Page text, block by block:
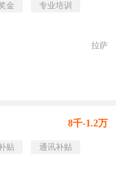
金
专业培训
拉萨
8千-1.2万
贴
通讯补贴